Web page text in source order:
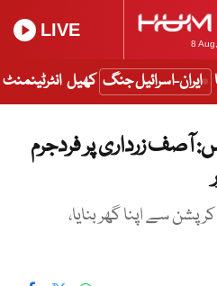
8
LIVE
ایران-اسرائیل جنگ کھیل انٹرٹینمنٹ
آصف زرداری پر فردجرم
سے اپنا گھر بنایا،